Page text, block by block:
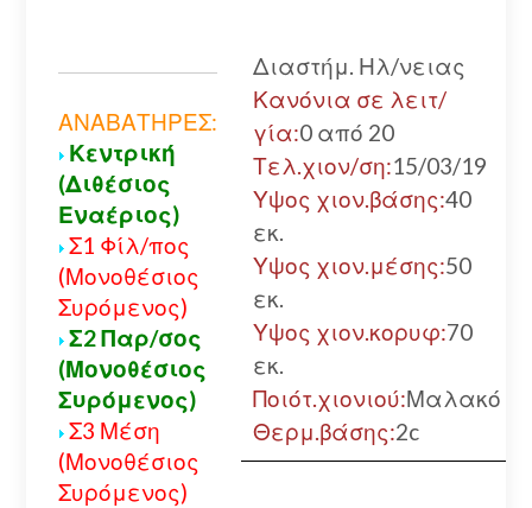
ΑΝΑΒΑΤΗΡΕΣ:
Κεντρική
(Διθέσιος
Εναέριος)
Σ1 Φίλ/πος
(Μονοθέσιος
Συρόμενος)
Σ2 Παρ/σος
(Μονοθέσιος
Συρόμενος)
Σ3 Μέση
(Μονοθέσιος
Συρόμενος)
Διαστήμ. Ηλ/νειας
Κανόνια σε λειτ/
γία:0 από 20
Τελ.χιον/ση:15/03/19
Υψος χιον.βάσης:40
εκ.
Υψος χιον.μέσης:50
εκ.
Υψος χιον.κορυφ:70
εκ.
Ποιότ.χιονιού:Μαλακό
Θερμ.βάσης:2c